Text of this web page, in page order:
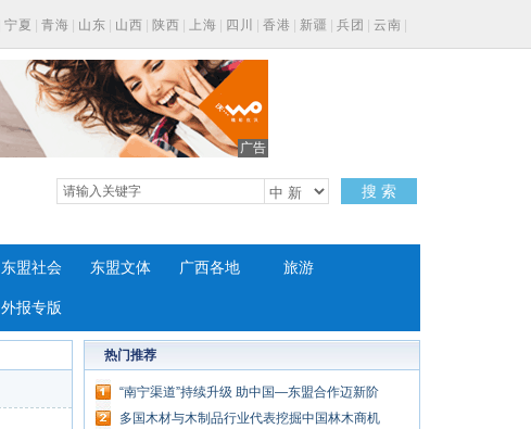
宁夏 青海 山东 山西 陕西 上海 四川 香港 新疆 兵团 云南
广告
搜 索
东盟社会 东盟文体 广西各地 旅游
外报专版
热门推荐
“南宁渠道”持续升级 助中国—东盟合作迈新阶
多国木材与木制品行业代表挖掘中国林木商机